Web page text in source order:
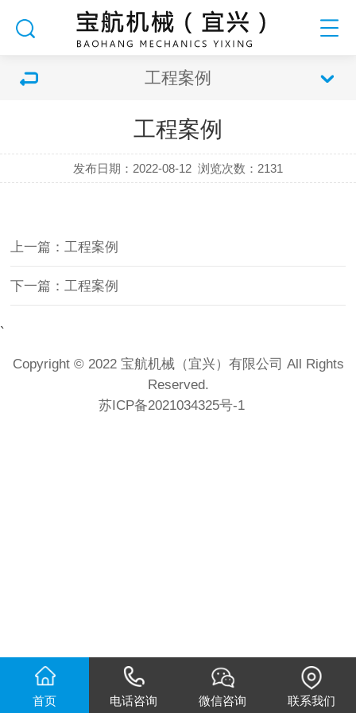
工程案例
工程案例
发布日期：2022-08-12 浏览次数： 2131
上一篇：工程案例
下一篇：工程案例
`
Copyright © 2022 宝航机械（宜兴）有限公司 All Rights
Reserved.
苏ICP备2021034325号-1
首页 电话咨询 微信咨询 联系我们